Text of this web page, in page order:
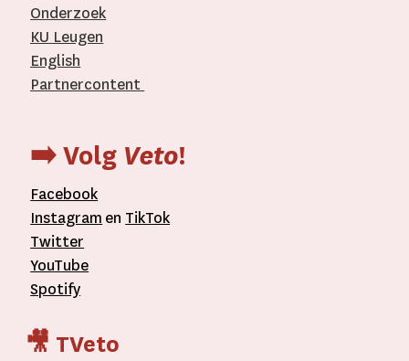
Onderzoek
KU Leugen
English
Partnercontent
➡️ Volg Veto!
Facebook
Instagram en TikTok
Twitter
YouTube
Spotify
🎥 TVeto